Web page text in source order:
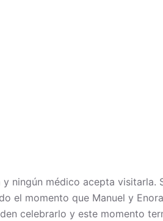
ningún médico acepta
el momento que Manuel y
celebrarlo y este momento